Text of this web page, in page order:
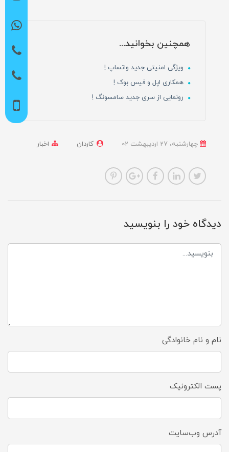
همچنین بخوانید...
ویژگی امنیتی جدید واتساپ !
همکاری اپل و فیس بوک !
رونمایی از سری جدید سامسونگ !
چهارشنبه، 27 ارديبهشت 02 کاردان اخبار
دیدگاه خود را بنویسید
نام و نام خانوادگی
پست الکترونیک
آدرس وب‌سایت